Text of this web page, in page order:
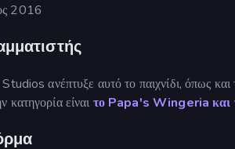
2016
ανέπτυξε αυτό το παιχνίδι, όπως και
κατηγορία είναι το Papa's Wingeria και